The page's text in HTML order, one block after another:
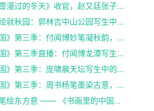
优酷独播《秋雪漫过的冬天》收官，赵又廷张子枫于视觉升温中治愈你我
以笔墨为笺，绘就秋园：郭林吉中山公园写生中的传统坚守与现场表达
《书画里的中国》第三季：付闻博妙笔凝秋韵，龙潭景致入画来
《书画里的中国》第三季直播：付闻博龙潭写生，笔墨凝住秋日清韵
《书画里的中国》第三季：庞啸晨天坛写生中的古今对话与精神皈依
《书画里的中国》第三季：周书杨笔墨染古意，日坛盛景入画来
墨染日坛秋，笔绘东方意 —— 《书画里的中国》周书杨沉浸式写生直播